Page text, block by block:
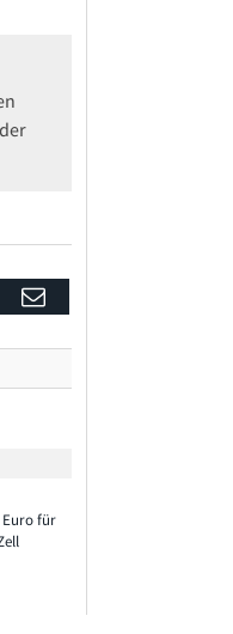
Email
Euro für